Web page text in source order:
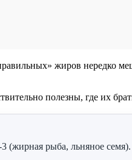
жиров нередко
полезны, где их
(жирная рыба, льняное семя).